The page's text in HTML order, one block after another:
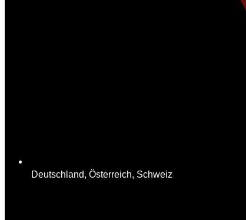
Deutschland, Österreich, Schweiz